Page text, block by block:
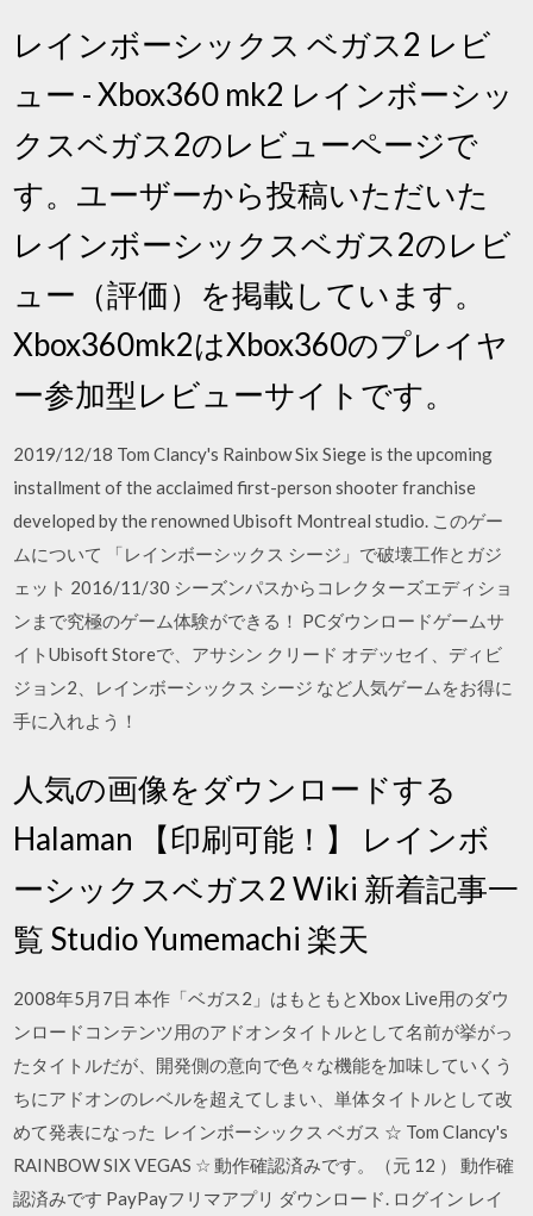
レインボーシックス ベガス2 レビ
ュー - Xbox360 mk2 レインボーシッ
クスベガス2のレビューページで
す。ユーザーから投稿いただいた
レインボーシックスベガス2のレビ
ュー（評価）を掲載しています。
Xbox360mk2はXbox360のプレイヤ
ー参加型レビューサイトです。
2019/12/18 Tom Clancy's Rainbow Six Siege is the upcoming
installment of the acclaimed first-person shooter franchise
developed by the renowned Ubisoft Montreal studio. このゲー
ムについて 「レインボーシックス シージ」で破壊工作とガジ
ェット 2016/11/30 シーズンパスからコレクターズエディショ
ンまで究極のゲーム体験ができる！ PCダウンロードゲームサ
イトUbisoft Storeで、アサシン クリード オデッセイ、ディビ
ジョン2、レインボーシックス シージ など人気ゲームをお得に
手に入れよう！
人気の画像をダウンロードする
Halaman 【印刷可能！】 レインボ
ーシックスベガス2 Wiki 新着記事一
覧 Studio Yumemachi 楽天
2008年5月7日 本作「ベガス2」はもともとXbox Live用のダウ
ンロードコンテンツ用のアドオンタイトルとして名前が挙がっ
たタイトルだが、開発側の意向で色々な機能を加味していくう
ちにアドオンのレベルを超えてしまい、単体タイトルとして改
めて発表になった レインボーシックス ベガス ☆ Tom Clancy's
RAINBOW SIX VEGAS ☆ 動作確認済みです。（元 12 ） 動作確
認済みです PayPayフリマアプリ ダウンロード. ログイン レイ